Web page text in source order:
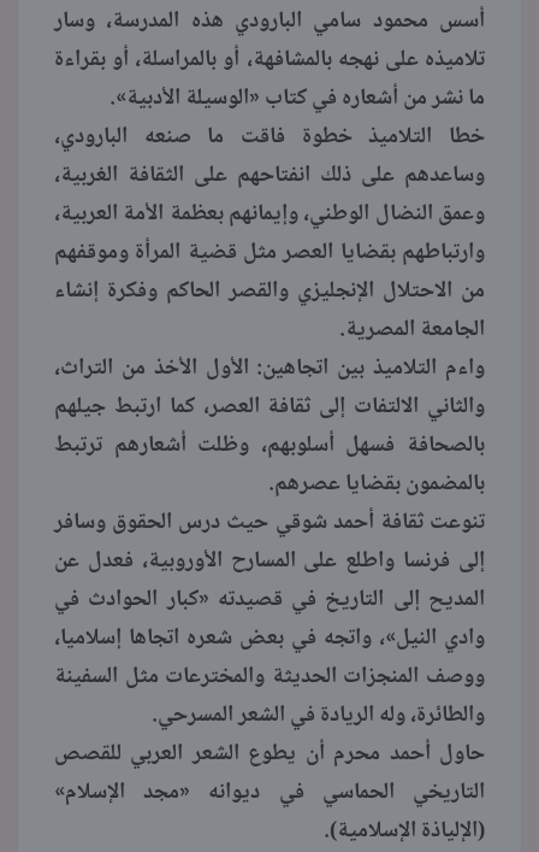
أسس محمود سامي البارودي هذه المدرسة، وسار
تلاميذه على نهجه بالمشافهة، أو بالمراسلة، أو بقراءة
ما نشر من أشعاره في كتاب «الوسيلة الأدبية».
خطا التلاميذ خطوة فاقت ما صنعه البارودي،
وساعدهم على ذلك انفتاحهم على الثقافة الغربية،
وعمق النضال الوطني، وإيمانهم بعظمة الأمة العربية،
وارتباطهم بقضايا العصر مثل قضية المرأة وموقفهم
من الاحتلال الإنجليزي والقصر الحاكم وفكرة إنشاء
الجامعة المصرية.
واءم التلاميذ بين اتجاهين: الأول الأخذ من التراث،
والثاني الالتفات إلى ثقافة العصر، كما ارتبط جيلهم
بالصحافة فسهل أسلوبهم، وظلت أشعارهم ترتبط
بالمضمون بقضايا عصرهم.
تنوعت ثقافة أحمد شوقي حيث درس الحقوق وسافر
إلى فرنسا واطلع على المسارح الأوروبية، فعدل عن
المديح إلى التاريخ في قصيدته «كبار الحوادث في
وادي النيل»، واتجه في بعض شعره اتجاها إسلاميا،
ووصف المنجزات الحديثة والمخترعات مثل السفينة
والطائرة، وله الريادة في الشعر المسرحي.
حاول أحمد محرم أن يطوع الشعر العربي للقصص
التاريخي الحماسي في ديوانه «مجد الإسلام»
(الإلياذة الإسلامية).